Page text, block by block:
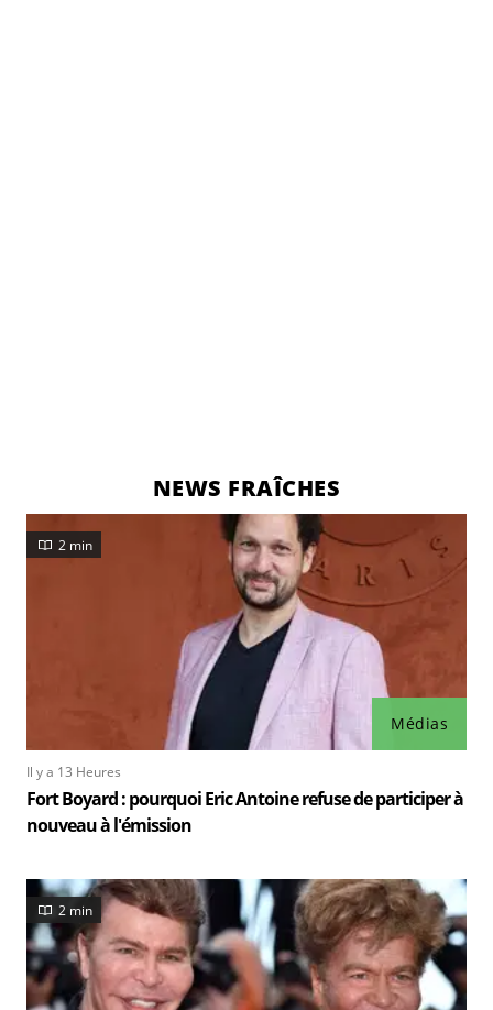
NEWS FRAÎCHES
Médias
2 min
Il y a 13 Heures
Fort Boyard : pourquoi Eric Antoine refuse de participer à
nouveau à l'émission
2 min